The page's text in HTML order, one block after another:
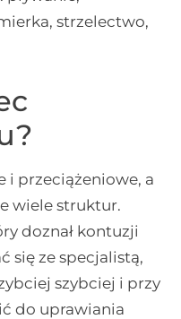
strzelectwo,
i przeciążeniowe, a
wiele struktur.
doznał kontuzji
się ze specjalistą,
szybciej i przy
do uprawiania